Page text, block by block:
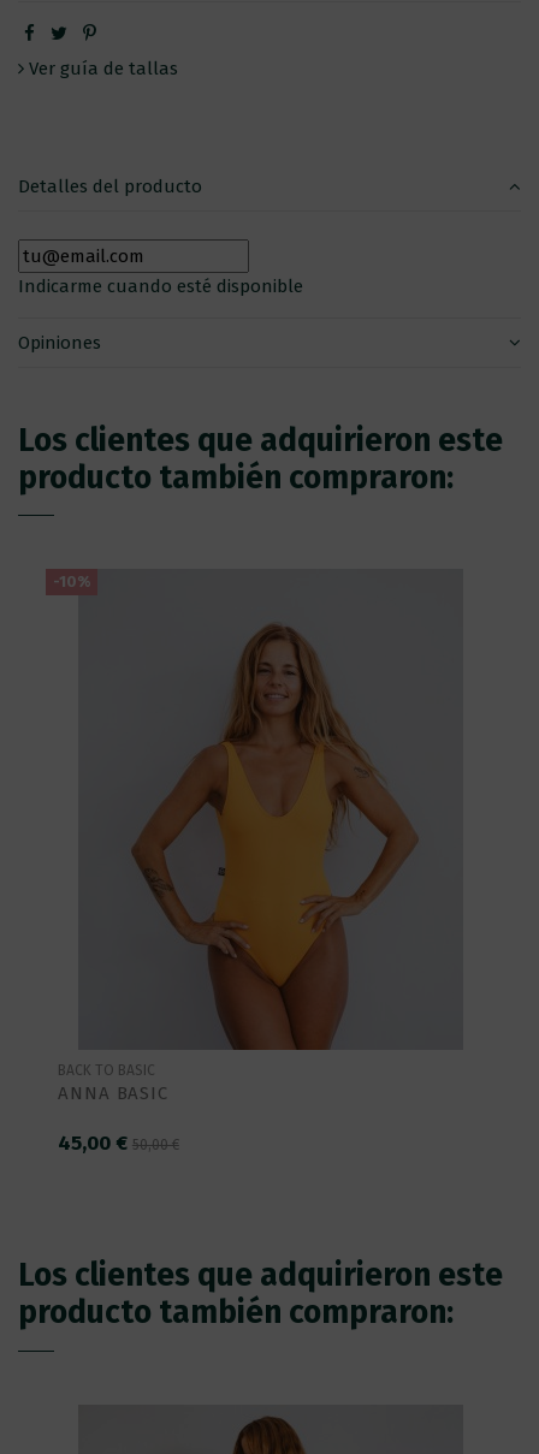
Ver guía de tallas
Detalles del producto
Indicarme cuando esté disponible
Opiniones
Los clientes que adquirieron este
producto también compraron:
-10%
BACK TO BASIC
ANNA BASIC
45,00 € 50,00 €
Los clientes que adquirieron este
producto también compraron: